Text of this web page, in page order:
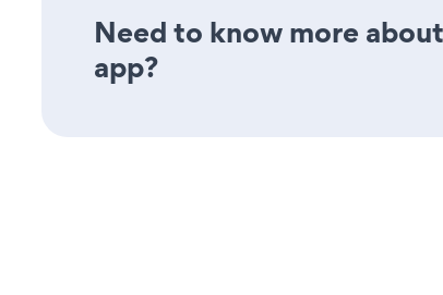
Need to know more
app?